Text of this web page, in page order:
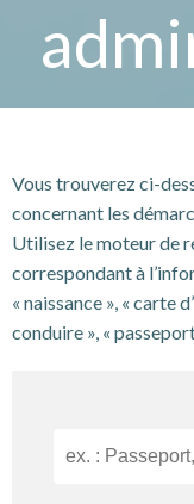
Vous trouverez ci-
concernant les
Utilisez le moteur de
correspondant à
« naissance », « carte
conduire », «